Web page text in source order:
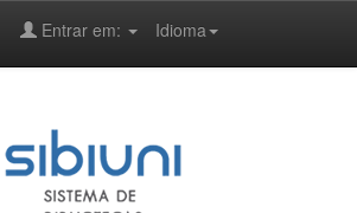
Idioma
Entrar em: